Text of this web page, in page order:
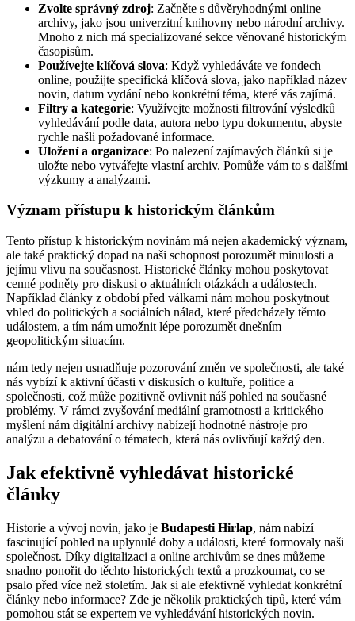
Zvolte správný zdroj: Začněte s důvěryhodnými online
archivy, jako jsou univerzitní knihovny nebo národní archivy.
Mnoho z nich má specializované sekce věnované historickým
časopisům.
Používejte klíčová slova: Když vyhledáváte ve fondech
online, použijte specifická klíčová slova, jako například název
novin, datum vydání nebo konkrétní téma, které vás zajímá.
Filtry a kategorie: Využívejte možnosti filtrování výsledků
vyhledávání podle data, autora nebo typu dokumentu, abyste
rychle našli požadované informace.
Uložení a organizace: Po nalezení zajímavých článků si je
uložte nebo vytvářejte vlastní archiv. Pomůže vám to s dalšími
výzkumy a analýzami.
Význam přístupu k historickým článkům
Tento přístup k historickým novinám má nejen akademický význam,
ale také praktický dopad na naši schopnost porozumět minulosti a
jejímu vlivu na současnost. Historické články mohou poskytovat
cenné podněty pro diskusi o aktuálních otázkách a událostech.
Například články z období před válkami nám mohou poskytnout
vhled do politických a sociálních nálad, které předcházely těmto
událostem, a tím nám umožnit lépe porozumět dnešním
geopolitickým situacím.
nám tedy nejen usnadňuje pozorování změn ve společnosti, ale také
nás vybízí k aktivní účasti v diskusích o kultuře, politice a
společnosti, což může pozitivně ovlivnit náš pohled na současné
problémy. V rámci zvyšování mediální gramotnosti a kritického
myšlení nám digitální archivy nabízejí hodnotné nástroje pro
analýzu a debatování o tématech, která nás ovlivňují každý den.
Jak efektivně vyhledávat historické
články
Historie a vývoj novin, jako je Budapesti Hirlap, nám nabízí
fascinující pohled na uplynulé doby a události, které formovaly naši
společnost. Díky digitalizaci a online archivům se dnes můžeme
snadno ponořit do těchto historických textů a prozkoumat, co se
psalo před více než stoletím. Jak si ale efektivně vyhledat konkrétní
články nebo informace? Zde je několik praktických tipů, které vám
pomohou stát se expertem ve vyhledávání historických novin.